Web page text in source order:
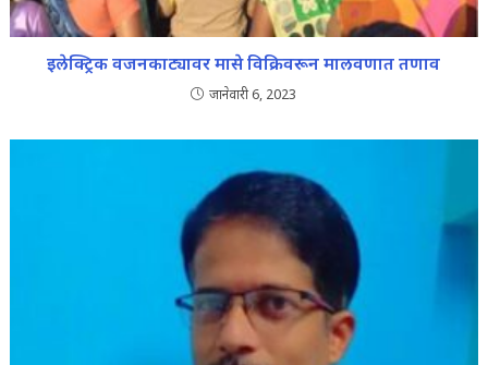
इलेक्ट्रिक वजनकाट्यावर मासे विक्रिवरून मालवणात तणाव
जानेवारी 6, 2023